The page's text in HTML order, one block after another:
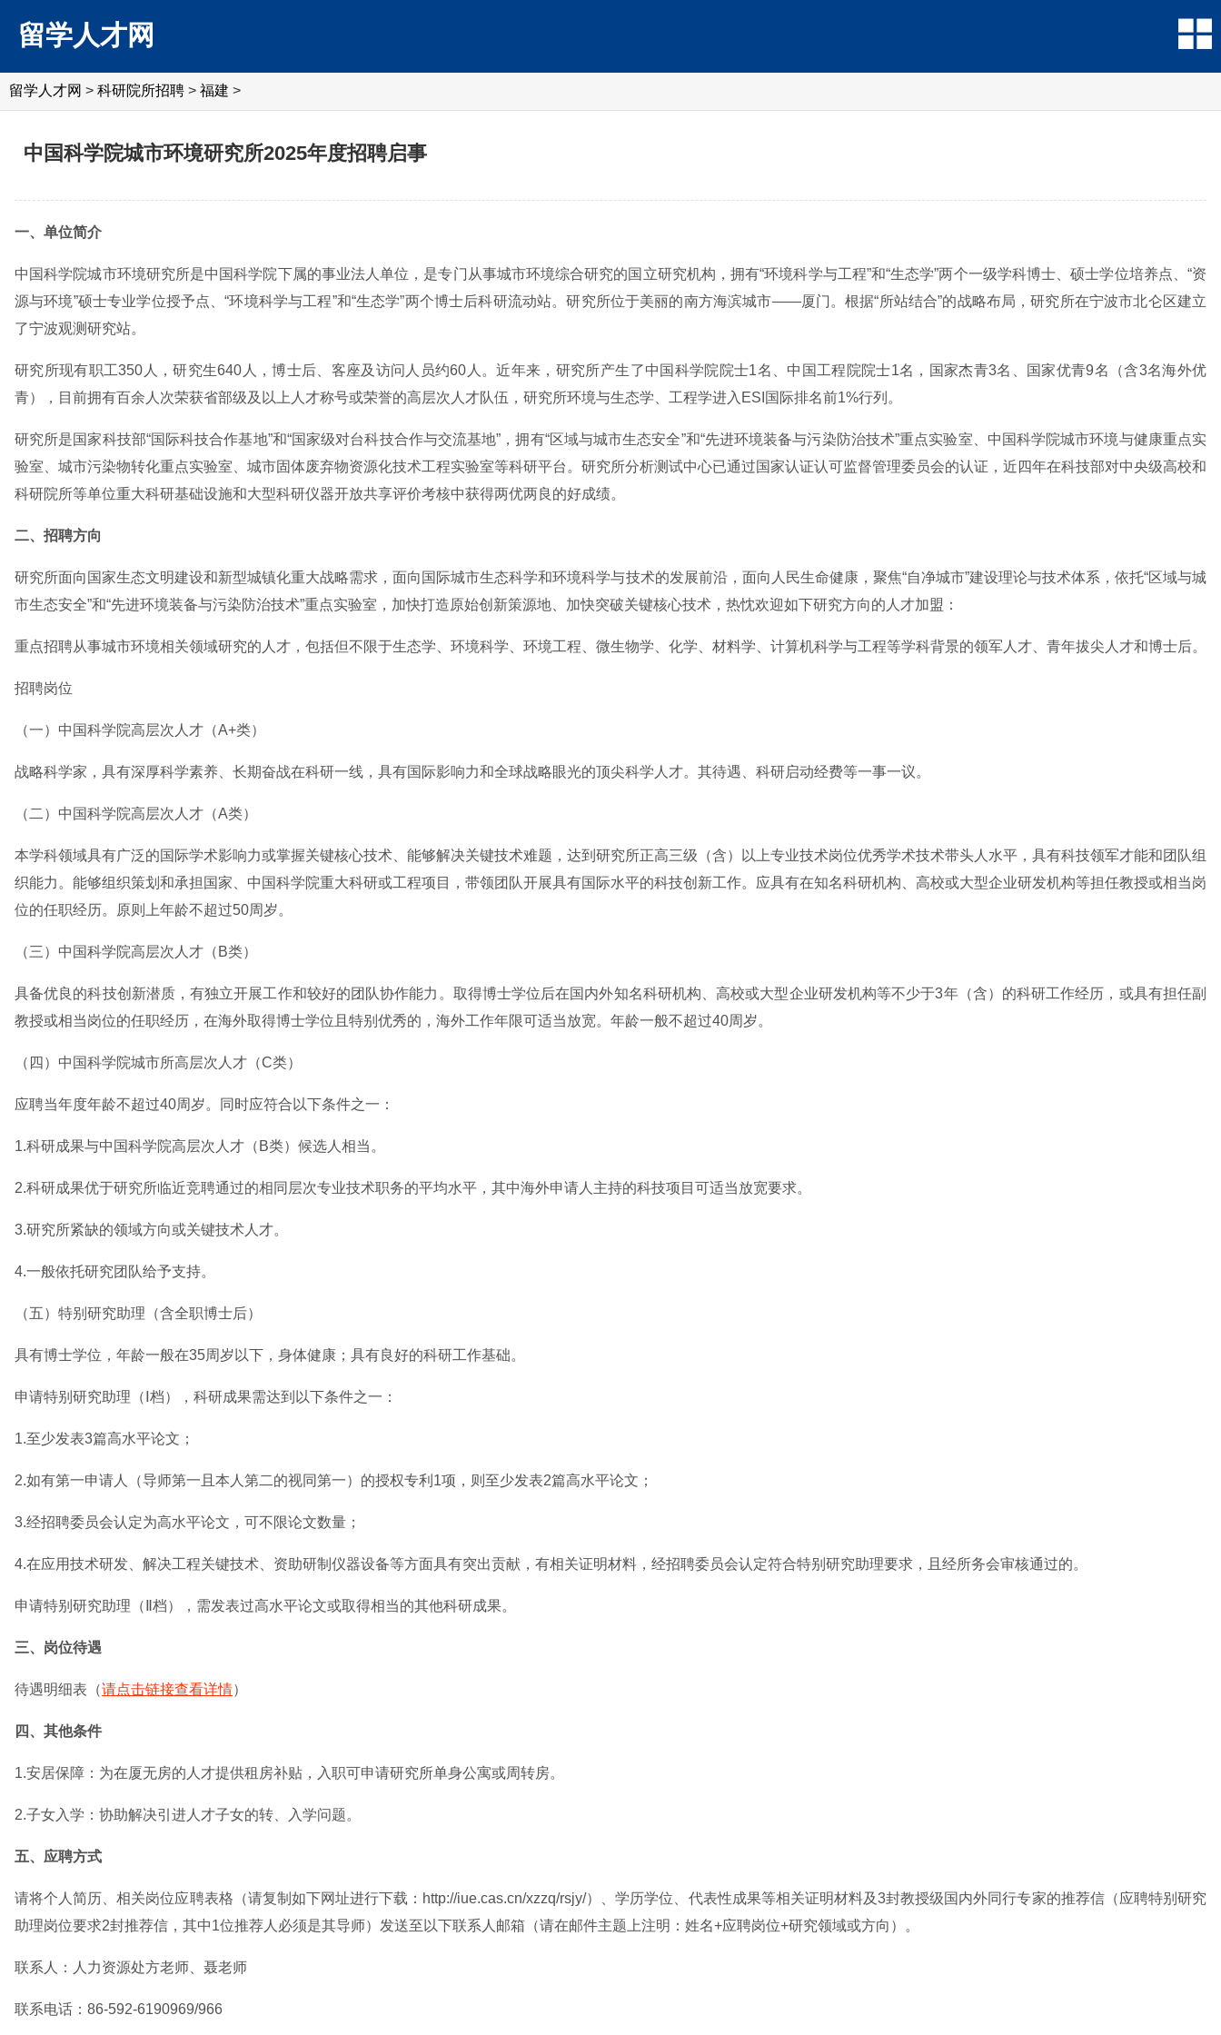
留学人才网
留学人才网 > 科研院所招聘 > 福建 >
中国科学院城市环境研究所2025年度招聘启事
一、单位简介
中国科学院城市环境研究所是中国科学院下属的事业法人单位，是专门从事城市环境综合研究的国立研究机构，拥有“环境科学与工程”和“生态学”两个一级学科博士、硕士学位培养点、“资
源与环境”硕士专业学位授予点、“环境科学与工程”和“生态学”两个博士后科研流动站。研究所位于美丽的南方海滨城市——厦门。根据“所站结合”的战略布局，研究所在宁波市北仑区建立
了宁波观测研究站。
研究所现有职工350人，研究生640人，博士后、客座及访问人员约60人。近年来，研究所产生了中国科学院院士1名、中国工程院院士1名，国家杰青3名、国家优青9名（含3名海外优
青），目前拥有百余人次荣获省部级及以上人才称号或荣誉的高层次人才队伍，研究所环境与生态学、工程学进入ESI国际排名前1%行列。
研究所是国家科技部“国际科技合作基地”和“国家级对台科技合作与交流基地”，拥有“区域与城市生态安全”和“先进环境装备与污染防治技术”重点实验室、中国科学院城市环境与健康重点实
验室、城市污染物转化重点实验室、城市固体废弃物资源化技术工程实验室等科研平台。研究所分析测试中心已通过国家认证认可监督管理委员会的认证，近四年在科技部对中央级高校和
科研院所等单位重大科研基础设施和大型科研仪器开放共享评价考核中获得两优两良的好成绩。
二、招聘方向
研究所面向国家生态文明建设和新型城镇化重大战略需求，面向国际城市生态科学和环境科学与技术的发展前沿，面向人民生命健康，聚焦“自净城市”建设理论与技术体系，依托“区域与城
市生态安全”和“先进环境装备与污染防治技术”重点实验室，加快打造原始创新策源地、加快突破关键核心技术，热忱欢迎如下研究方向的人才加盟：
重点招聘从事城市环境相关领域研究的人才，包括但不限于生态学、环境科学、环境工程、微生物学、化学、材料学、计算机科学与工程等学科背景的领军人才、青年拔尖人才和博士后。
招聘岗位
（一）中国科学院高层次人才（A+类）
战略科学家，具有深厚科学素养、长期奋战在科研一线，具有国际影响力和全球战略眼光的顶尖科学人才。其待遇、科研启动经费等一事一议。
（二）中国科学院高层次人才（A类）
本学科领域具有广泛的国际学术影响力或掌握关键核心技术、能够解决关键技术难题，达到研究所正高三级（含）以上专业技术岗位优秀学术技术带头人水平，具有科技领军才能和团队组
织能力。能够组织策划和承担国家、中国科学院重大科研或工程项目，带领团队开展具有国际水平的科技创新工作。应具有在知名科研机构、高校或大型企业研发机构等担任教授或相当岗
位的任职经历。原则上年龄不超过50周岁。
（三）中国科学院高层次人才（B类）
具备优良的科技创新潜质，有独立开展工作和较好的团队协作能力。取得博士学位后在国内外知名科研机构、高校或大型企业研发机构等不少于3年（含）的科研工作经历，或具有担任副
教授或相当岗位的任职经历，在海外取得博士学位且特别优秀的，海外工作年限可适当放宽。年龄一般不超过40周岁。
（四）中国科学院城市所高层次人才（C类）
应聘当年度年龄不超过40周岁。同时应符合以下条件之一：
1.科研成果与中国科学院高层次人才（B类）候选人相当。
2.科研成果优于研究所临近竞聘通过的相同层次专业技术职务的平均水平，其中海外申请人主持的科技项目可适当放宽要求。
3.研究所紧缺的领域方向或关键技术人才。
4.一般依托研究团队给予支持。
（五）特别研究助理（含全职博士后）
具有博士学位，年龄一般在35周岁以下，身体健康；具有良好的科研工作基础。
申请特别研究助理（Ⅰ档），科研成果需达到以下条件之一：
1.至少发表3篇高水平论文；
2.如有第一申请人（导师第一且本人第二的视同第一）的授权专利1项，则至少发表2篇高水平论文；
3.经招聘委员会认定为高水平论文，可不限论文数量；
4.在应用技术研发、解决工程关键技术、资助研制仪器设备等方面具有突出贡献，有相关证明材料，经招聘委员会认定符合特别研究助理要求，且经所务会审核通过的。
申请特别研究助理（Ⅱ档），需发表过高水平论文或取得相当的其他科研成果。
三、岗位待遇
待遇明细表（请点击链接查看详情）
四、其他条件
1.安居保障：为在厦无房的人才提供租房补贴，入职可申请研究所单身公寓或周转房。
2.子女入学：协助解决引进人才子女的转、入学问题。
五、应聘方式
请将个人简历、相关岗位应聘表格（请复制如下网址进行下载：http://iue.cas.cn/xzzq/rsjy/）、学历学位、代表性成果等相关证明材料及3封教授级国内外同行专家的推荐信（应聘特别研究
助理岗位要求2封推荐信，其中1位推荐人必须是其导师）发送至以下联系人邮箱（请在邮件主题上注明：姓名+应聘岗位+研究领域或方向）。
联系人：人力资源处方老师、聂老师
联系电话：86-592-6190969/966